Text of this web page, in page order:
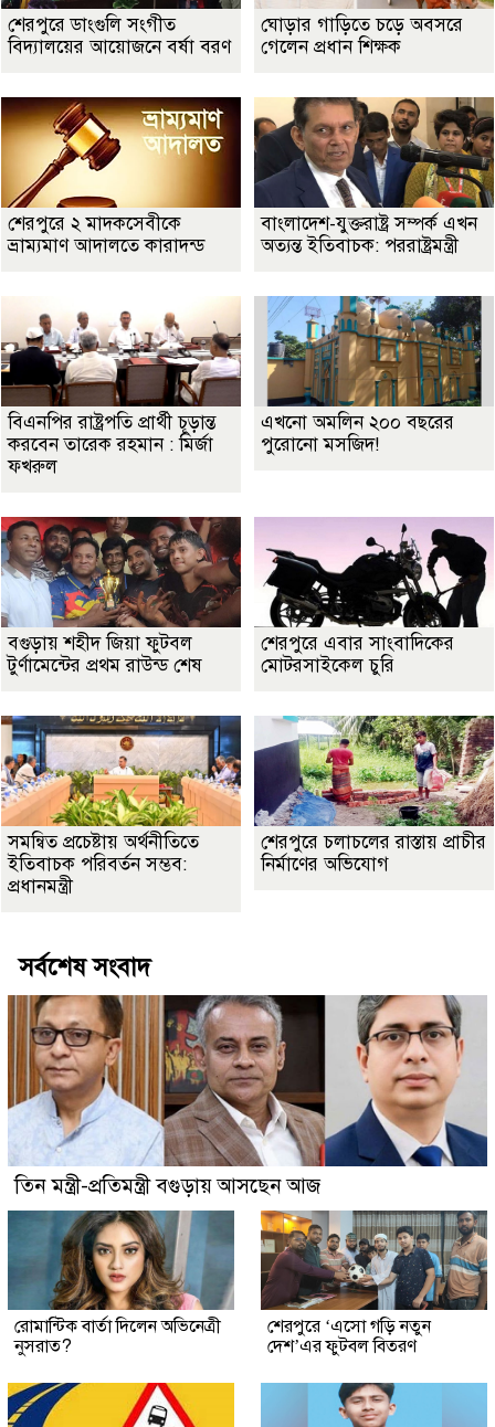
শেরপুরে ডাংগুলি সংগীত
বিদ্যালয়ের আয়োজনে বর্ষা বরণ
ঘোড়ার গাড়িতে চড়ে অবসরে
গেলেন প্রধান শিক্ষক
শেরপুরে ২ মাদকসেবীকে
ভ্রাম্যমাণ আদালতে কারাদন্ড
বাংলাদেশ-যুক্তরাষ্ট্র সম্পর্ক এখন
অত্যন্ত ইতিবাচক: পররাষ্ট্রমন্ত্রী
বিএনপির রাষ্ট্রপতি প্রার্থী চূড়ান্ত
করবেন তারেক রহমান : মির্জা
ফখরুল
এখনো অমলিন ২০০ বছরের
পুরোনো মসজিদ!
বগুড়ায় শহীদ জিয়া ফুটবল
টুর্ণামেন্টের প্রথম রাউন্ড শেষ
শেরপুরে এবার সাংবাদিকের
মোটরসাইকেল চুরি
সমন্বিত প্রচেষ্টায় অর্থনীতিতে
ইতিবাচক পরিবর্তন সম্ভব:
প্রধানমন্ত্রী
শেরপুরে চলাচলের রাস্তায় প্রাচীর
নির্মাণের অভিযোগ
সর্বশেষ সংবাদ
তিন মন্ত্রী-প্রতিমন্ত্রী বগুড়ায় আসছেন আজ
রোমান্টিক বার্তা দিলেন অভিনেত্রী
নুসরাত?
শেরপুরে ‘এসো গড়ি নতুন
দেশ’এর ফুটবল বিতরণ